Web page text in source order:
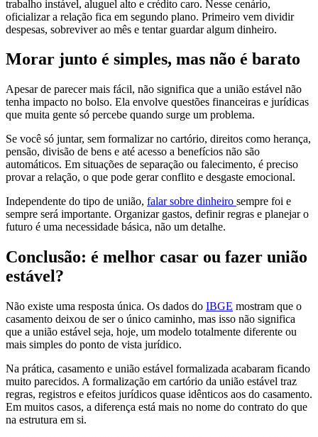
trabalho instável, aluguel alto e crédito caro. Nesse cenário,
oficializar a relação fica em segundo plano. Primeiro vem dividir
despesas, sobreviver ao mês e tentar guardar algum dinheiro.
Morar junto é simples, mas não é barato
Apesar de parecer mais fácil, não significa que a união estável não
tenha impacto no bolso. Ela envolve questões financeiras e jurídicas
que muita gente só percebe quando surge um problema.
Se você só juntar, sem formalizar no cartório, direitos como herança,
pensão, divisão de bens e até acesso a benefícios não são
automáticos. Em situações de separação ou falecimento, é preciso
provar a relação, o que pode gerar conflito e desgaste emocional.
Independente do tipo de união, falar sobre dinheiro sempre foi e
sempre será importante. Organizar gastos, definir regras e planejar o
futuro é uma necessidade básica, não um detalhe.
Conclusão: é melhor casar ou fazer união
estável?
Não existe uma resposta única. Os dados do IBGE mostram que o
casamento deixou de ser o único caminho, mas isso não significa
que a união estável seja, hoje, um modelo totalmente diferente ou
mais simples do ponto de vista jurídico.
Na prática, casamento e união estável formalizada acabaram ficando
muito parecidos. A formalização em cartório da união estável traz
regras, registros e efeitos jurídicos quase idênticos aos do casamento.
Em muitos casos, a diferença está mais no nome do contrato do que
na estrutura em si.